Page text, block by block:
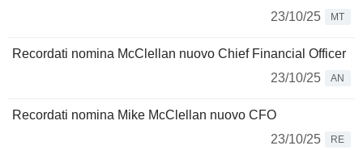
23/10/25
MT
Recordati nomina McClellan nuovo Chief Financial Officer
23/10/25
AN
Recordati nomina Mike McClellan nuovo CFO
23/10/25
RE